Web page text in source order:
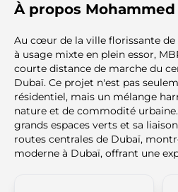
À propos
Au cœur de la ville florissante
à usage mixte en plein essor,
courte distance de marche du
Dubaï. Ce projet n'est pas
résidentiel, mais un mélange
nature et de commodité urbaine.
grands espaces verts et sa
routes centrales de Dubaï,
moderne à Dubaï, offrant une